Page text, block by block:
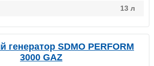
13 л
генератор SDMO PERFORM
3000 GAZ